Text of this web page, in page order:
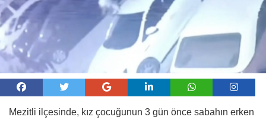
Mezitli ilçesinde, kız çocuğunun 3 gün önce sabahın erken